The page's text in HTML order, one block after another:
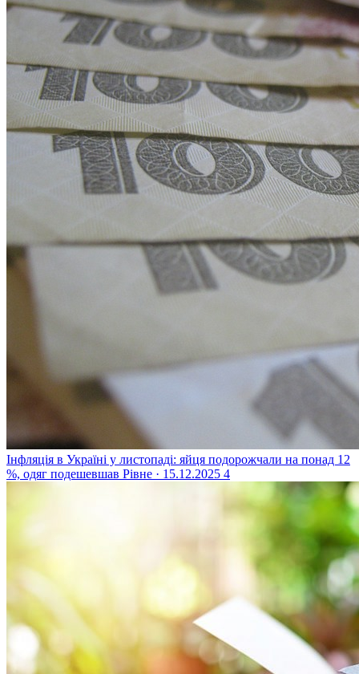
Інфляція в Україні у листопаді: яйця подорожчали на понад 12
%, одяг подешевшав Рівне · 15.12.2025 4